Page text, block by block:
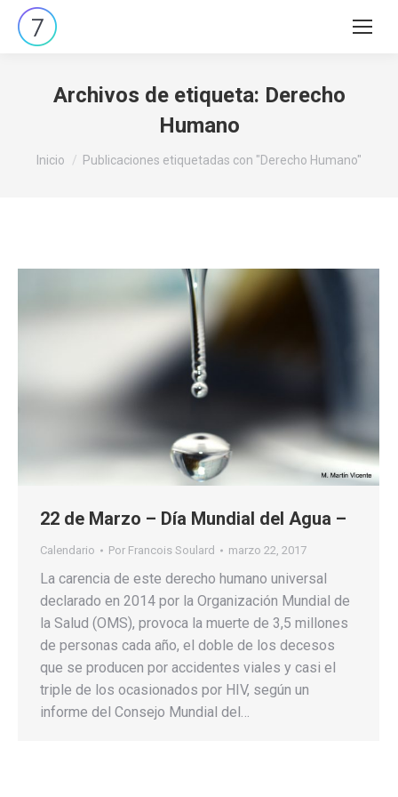
Buscar:
Archivos de etiqueta: Derecho
Humano
Estás aquí:
Inicio Publicaciones etiquetadas con "Derecho Humano"
22 de Marzo – Día Mundial del Agua –
Calendario Por Francois Soulard marzo 22, 2017
La carencia de este derecho humano universal
declarado en 2014 por la Organización Mundial de
la Salud (OMS), provoca la muerte de 3,5 millones
de personas cada año, el doble de los decesos
que se producen por accidentes viales y casi el
triple de los ocasionados por HIV, según un
informe del Consejo Mundial del…